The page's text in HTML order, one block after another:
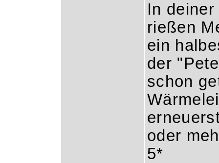
In
rießen
ein
der
schon
oder
5*